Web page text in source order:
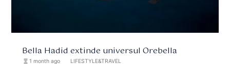
Bella Hadid extinde universul Orebella
hourglass_full 1 month ago LIFESTYLE&TRAVEL